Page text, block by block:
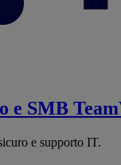
e SMB
e supporto IT.